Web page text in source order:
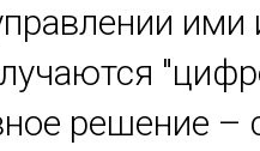
ими
решение –